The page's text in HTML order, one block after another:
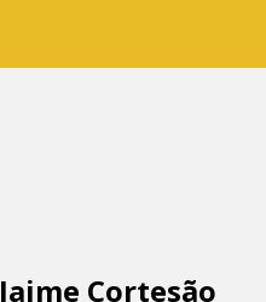
Cortesão